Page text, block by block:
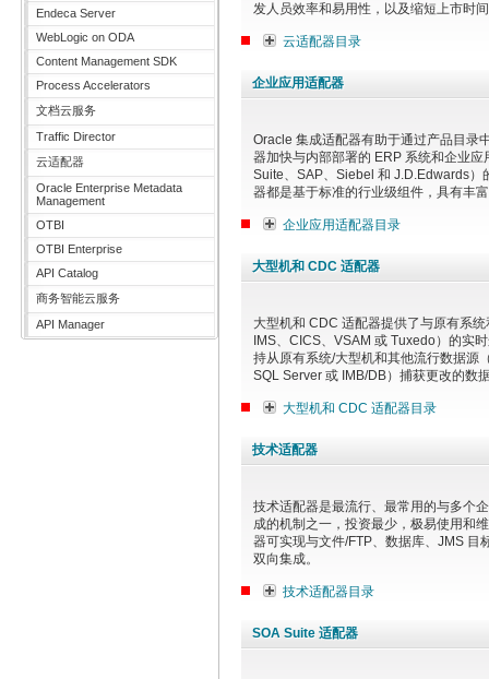
Endeca Server
WebLogic on ODA
Content Management SDK
Process Accelerators
文档云服务
Traffic Director
云适配器
Oracle Enterprise Metadata
Management
OTBI
OTBI Enterprise
API Catalog
商务智能云服务
API Manager
发人员效率和易用性，以及缩短上市时
云适配器目录
企业应用适配器
Oracle 集成适配器有助于通过产品目录
器加快与内部部署的 ERP 系统和企业
Suite、SAP、Siebel 和 J.D.Edwards）
器都是基于标准的行业级组件，具有丰
企业应用适配器目录
大型机和 CDC 适配器
大型机和 CDC 适配器提供了与原有系
IMS、CICS、VSAM 或 Tuxedo）的实
持从原有系统/大型机和其他流行数据源
SQL Server 或 IMB/DB）捕获更改的数
大型机和 CDC 适配器目录
技术适配器
技术适配器是最流行、最常用的与多个
成的机制之一，投资最少，极易使用和
器可实现与文件/FTP、数据库、JMS 目
双向集成。
技术适配器目录
SOA Suite 适配器